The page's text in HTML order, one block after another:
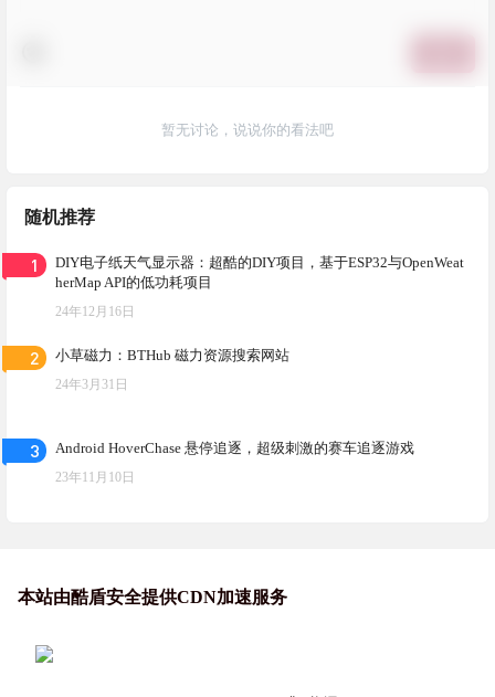
暂无讨论，说说你的看法吧
随机推荐
1
DIY电子纸天气显示器：超酷的DIY项目，基于ESP32与OpenWeat
herMap API的低功耗项目
24年12月16日
2 小草磁力：BTHub 磁力资源搜索网站
24年3月31日
3 Android HoverChase 悬停追逐，超级刺激的赛车追逐游戏
23年11月10日
本站由酷盾安全提供CDN加速服务